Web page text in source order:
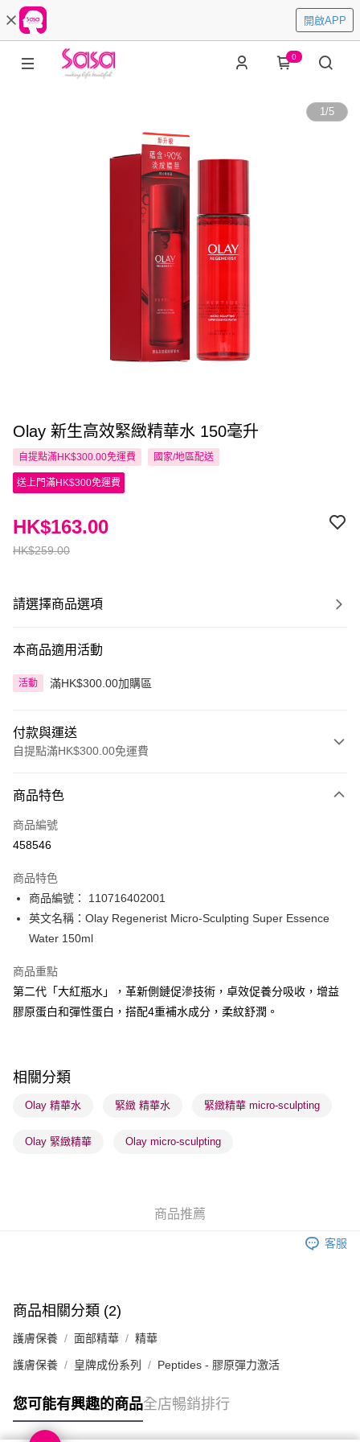
開啟APP
0
1/5
Olay 新生高效緊緻精華水 150毫升
自提點滿HK$300.00免運費 國家/地區配送
送上門滿HK$300免運費
HK$259.00
HK$163.00
請選擇商品選項
本商品適用活動
活動 滿HK$300.00加購區
付款與運送
自提點滿HK$300.00免運費
信用卡
Apple Pay
PayMe
WeChat Pay
送貨方式
順豐自助櫃 - 確認發貨後1-3個工作天送達
順豐站及營業點 - 確認發貨後1-3個工作天送達
物流公司進行物流配送
取。逾期會取消訂單，並不會安排重寄
每筆HK$20.00，滿HK$100.00或以上免運費
澳門地區配送 - 確認發貨後1-4個工作天送達
商品特色
商品編號
458546
商品特色
商品編號： 110716402001
英文名稱：Olay Regenerist Micro-Sculpting Super Essence
Water 150ml
商品重點
第二代「大紅瓶水」，革新側鏈促滲技術，卓效促養分吸收，增益
膠原蛋白和彈性蛋白，搭配4重補水成分，柔紋舒潤。
相關分類
Olay 精華水 緊緻 精華水 緊緻精華 micro-sculpting
Olay 緊緻精華 Olay micro-sculpting
商品推薦
客服
商品相關分類 (2)
護膚保養 面部精華 精華
護膚保養 皇牌成份系列 Peptides - 膠原彈力激活
您可能有興趣的商品全店暢銷排行